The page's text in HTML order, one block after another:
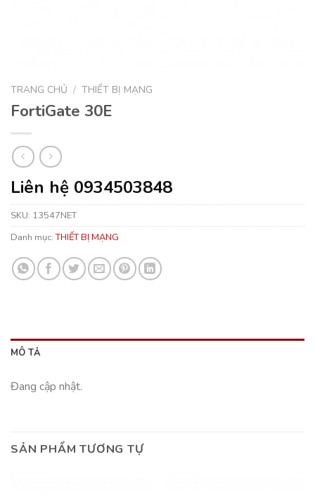
TRANG CHỦ / THIẾT BỊ MẠNG
FortiGate 30E
Liên hệ 0934503848
SKU: 13547NET
Danh mục:THIẾT BỊ MẠNG
MÔ TẢ
Đang cập nhật.
SẢN PHẨM TƯƠNG TỰ